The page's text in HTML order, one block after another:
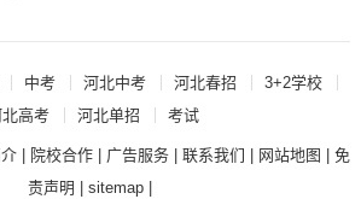
中考 河北中考 河北春招
3+2学校
北高考
河北单招 考试
| 院校合作| 广告服务| 联系我们 网站地图
免
责声明
|sitemap